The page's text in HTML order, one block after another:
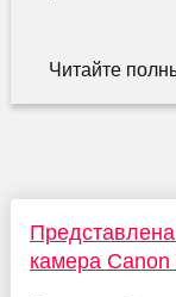
Читайте
камера